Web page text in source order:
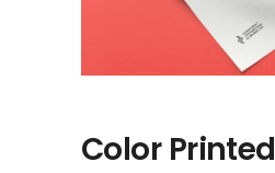
Color Printed